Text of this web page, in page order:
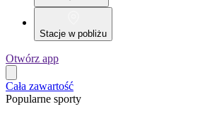
Stacje w pobliżu
Otwórz app
Cała zawartość
Popularne sporty